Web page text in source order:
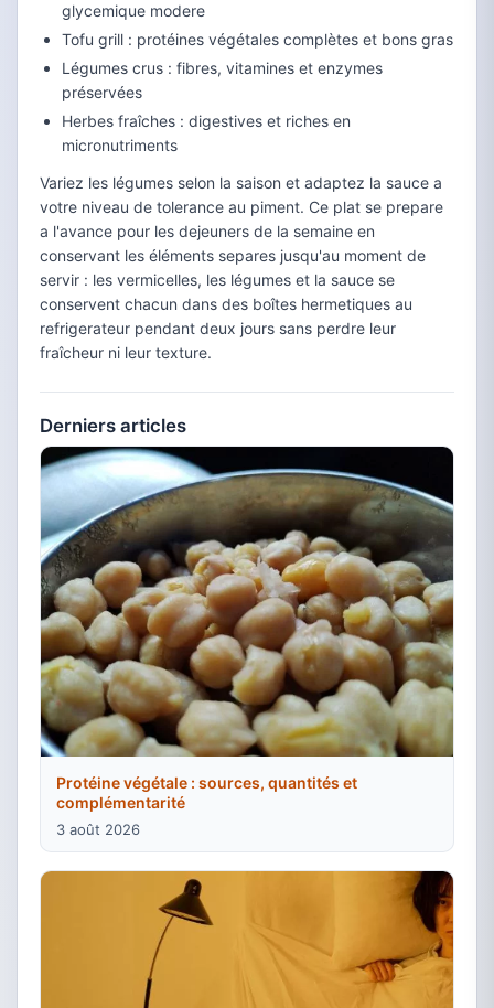
glycemique modere
Tofu grill : protéines végétales complètes et bons gras
Légumes crus : fibres, vitamines et enzymes
préservées
Herbes fraîches : digestives et riches en
micronutriments
Variez les légumes selon la saison et adaptez la sauce a
votre niveau de tolerance au piment. Ce plat se prepare
a l'avance pour les dejeuners de la semaine en
conservant les éléments separes jusqu'au moment de
servir : les vermicelles, les légumes et la sauce se
conservent chacun dans des boîtes hermetiques au
refrigerateur pendant deux jours sans perdre leur
fraîcheur ni leur texture.
Derniers articles
Protéine végétale : sources, quantités et
complémentarité
3 août 2026